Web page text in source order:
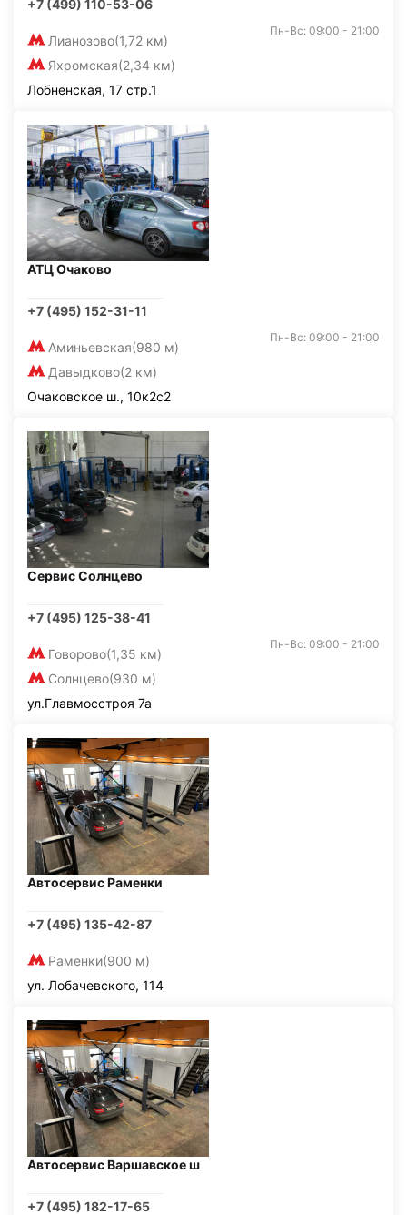
+7 (499) 110-53-06
Лианозово(1,72 км)
Яхромская(2,34 км)
Пн-Вс: 09:00 - 21:00
Лобненская, 17 стр.1
АТЦ Очаково
+7 (495) 152-31-11
Аминьевская(980 м)
Давыдково(2 км)
Пн-Вс: 09:00 - 21:00
Очаковское ш., 10к2с2
Сервис Солнцево
+7 (495) 125-38-41
Говорово(1,35 км)
Солнцево(930 м)
Пн-Вс: 09:00 - 21:00
ул.Главмосстроя 7а
Автосервис Раменки
+7 (495) 135-42-87
Раменки(900 м)
ул. Лобачевского, 114
Автосервис Варшавское ш
+7 (495) 182-17-65